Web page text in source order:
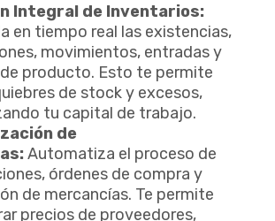
Integral de Inventarios:
en tiempo real las existencias,
movimientos, entradas y
producto. Esto te permite
de stock y excesos,
tu capital de trabajo.
de
Automatiza el proceso de
órdenes de compra y
de mercancías. Te permite
precios de proveedores,